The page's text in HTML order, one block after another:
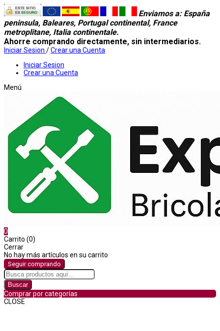
Enviamos a: España
peninsula, Baleares, Portugal continental, France
metroplitane, Italia continentale.
Ahorre comprando directamente, sin intermediarios.
Iniciar Sesion /Crear una Cuenta
Iniciar Sesion
Crear una Cuenta
Menú
0
Carrito (0)
Cerrar
No hay más artículos en su carrito
Seguir comprando
Buscar
Comprar por categorías
CLOSE